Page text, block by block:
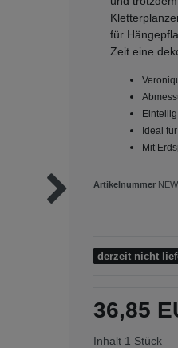
für
Zeit eine
Ideal
Mit
Artikelnummer
derzeit nicht
36,85
Inhalt 1 Stück